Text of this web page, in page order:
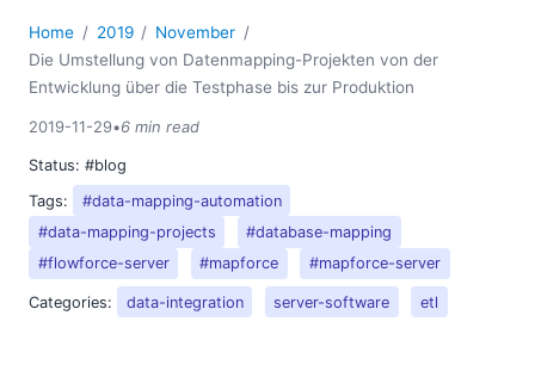
Home 2019
November
Die Umstellung von Datenmapping-Projekten von der
Entwicklung über die Testphase bis zur Produktion
2019-11-29•6 min read
Status: #blog
Tags:
#data-mapping-automation
#data-mapping-projects
#database-mapping
#flowforce-server
#mapforce #mapforce-server
Categories: data-integration server-software etl